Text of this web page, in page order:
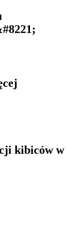
kibiców w